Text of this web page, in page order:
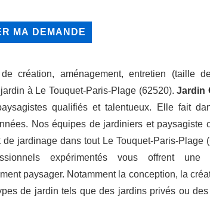
de création, aménagement, entretien (taille
à Le Touquet-Paris-Plage (62520).Jardin
qualifiés et talentueux. Elle fait
Nos équipes de jardiniers et paysagiste
de jardinage dans tout Le Touquet-Paris-Plage
expérimentés vous offrent
paysager. Notamment la conception, la
de jardin tels que des jardins privés ou